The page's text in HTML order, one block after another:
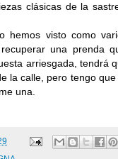
clásicas de la
hemos visto como
una prenda
arriesgada, tendrá
la calle, pero tengo
una.